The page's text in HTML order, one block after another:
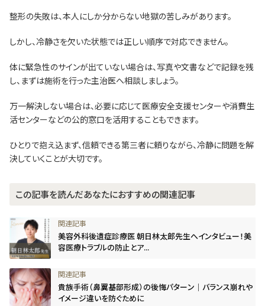
整形の失敗は、本人にしか分からない地獄の苦しみがあります。
しかし、冷静さを欠いた状態では正しい順序で対応できません。
体に緊急性のサインが出ていない場合は、写真や文書などで記録を残
し、まずは施術を行った主治医へ相談しましょう。
万一解決しない場合は、必要に応じて医療安全支援センターや消費生
活センターなどの公的窓口を活用することもできます。
ひとりで抱え込まず、信頼できる第三者に頼りながら、冷静に問題を解
決していくことが大切です。
この記事を読んだあなたにおすすめの関連記事
美容外科後遺症診療医 朝日林太郎先生へインタビュー！美
容医療トラブルの防止とア...
貴族手術（鼻翼基部形成）の後悔パターン｜バランス崩れや
イメージ違いを防ぐために